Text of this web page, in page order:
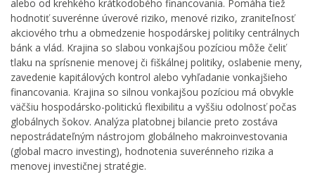
alebo od krehkého krátkodobého financovania. Pomáha tiež
hodnotiť suverénne úverové riziko, menové riziko, zraniteľnosť
akciového trhu a obmedzenie hospodárskej politiky centrálnych
bánk a vlád. Krajina so slabou vonkajšou pozíciou môže čeliť
tlaku na sprísnenie menovej či fiškálnej politiky, oslabenie meny,
zavedenie kapitálových kontrol alebo vyhľadanie vonkajšieho
financovania. Krajina so silnou vonkajšou pozíciou má obvykle
väčšiu hospodársko-politickú flexibilitu a vyššiu odolnosť počas
globálnych šokov. Analýza platobnej bilancie preto zostáva
nepostrádateľným nástrojom globálneho makroinvestovania
(global macro investing), hodnotenia suverénneho rizika a
menovej investičnej stratégie.